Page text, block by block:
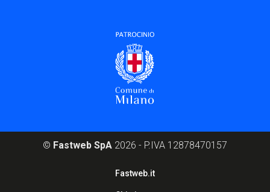
© Fastweb SpA 2026 - P.IVA 12878470157
Fastweb.it